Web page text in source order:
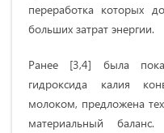
переработка которых
больших затрат энергии.
Ранее [3,4] была
гидроксида калия
молоком, предложена
материальный